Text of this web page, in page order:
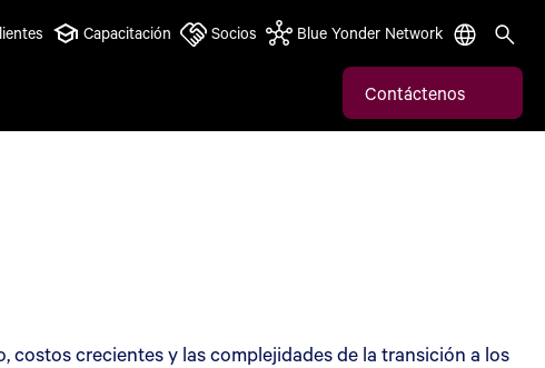
Capacitación Socios Blue Yonder Network
Contáctenos
crecientes y las complejidades de la transición a los